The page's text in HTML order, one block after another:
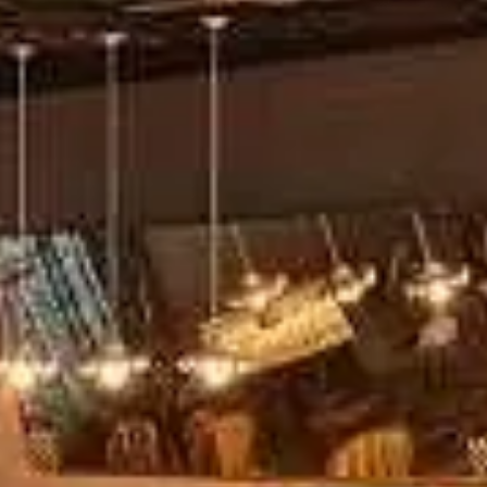
Paramètres de
confidentialité
apporter le meilleur service possible, nous utilisons
des cookies pour améliorer le site aux besoins des
visiteurs, notamment selon la fréquentation.
Nos politique de confidentialité